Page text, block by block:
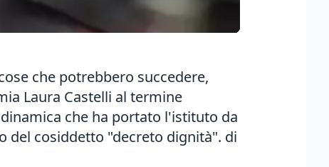
che potrebbero succedere,
Laura Castelli al termine
che ha portato l'istituto da
del cosiddetto "decreto dignità". di